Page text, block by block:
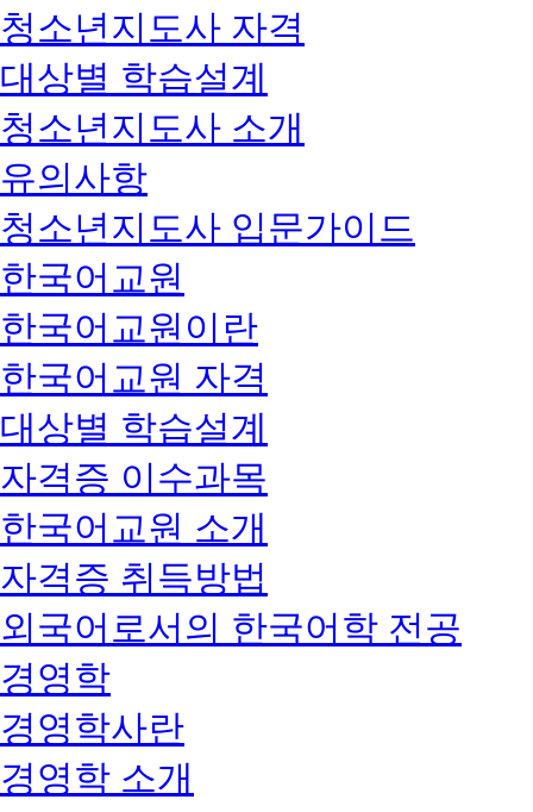
청소년지도사 자격
대상별 학습설계
청소년지도사 소개
유의사항
청소년지도사 입문가이드
한국어교원
한국어교원이란
한국어교원 자격
대상별 학습설계
자격증 이수과목
한국어교원 소개
자격증 취득방법
외국어로서의 한국어학 전공
경영학
경영학사란
경영학 소개